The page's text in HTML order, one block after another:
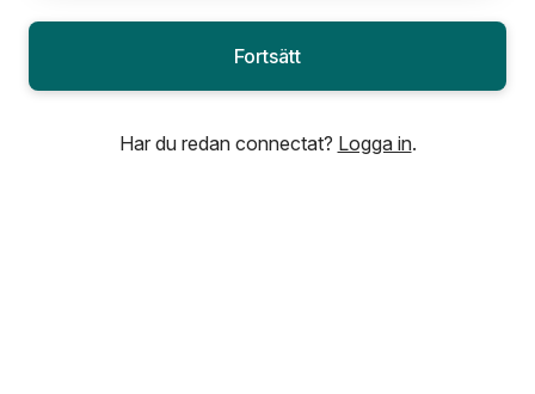
Fortsätt
Har du redan connectat? Logga in.